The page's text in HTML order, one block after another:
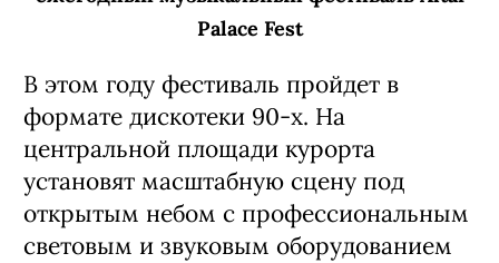
Palace Fest
В этом году фестиваль пройдет в
формате дискотеки 90-х. На
центральной площади курорта
установят масштабную сцену под
открытым небом с профессиональным
световым и звуковым оборудованием